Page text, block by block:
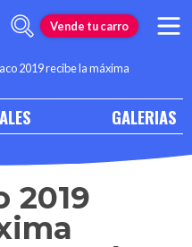
Vende tu carro
2019 recibe la máxima
GALERIAS
2019